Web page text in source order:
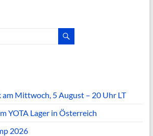
am Mittwoch, 5 August – 20 Uhr LT
YOTA Lager in Österreich
2026